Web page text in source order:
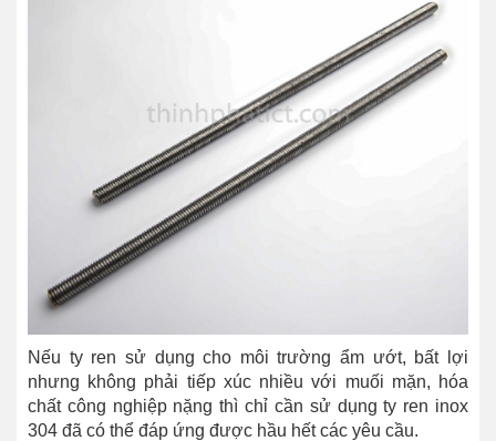
Nếu ty ren sử dụng cho môi trường ẩm ướt, bất lợi
nhưng không phải tiếp xúc nhiều với muối mặn, hóa
chất công nghiệp nặng thì chỉ cần sử dụng ty ren inox
304 đã có thể đáp ứng được hầu hết các yêu cầu.